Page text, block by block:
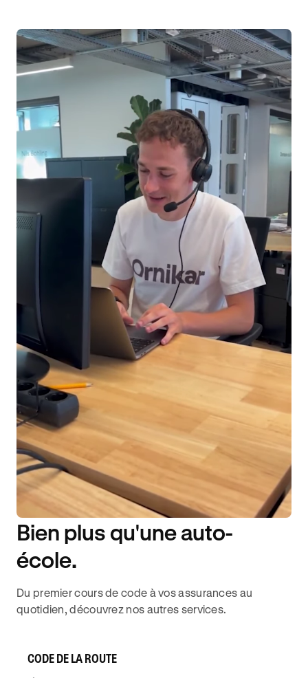
DISPONIBILITÉ 6J/7
Bien plus qu'une auto-
école.
Du premier cours de code à vos assurances au
quotidien, découvrez nos autres services.
CODE DE LA ROUTE